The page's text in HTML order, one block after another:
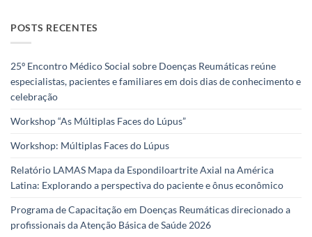
POSTS RECENTES
25º Encontro Médico Social sobre Doenças Reumáticas reúne
especialistas, pacientes e familiares em dois dias de conhecimento e
celebração
Workshop “As Múltiplas Faces do Lúpus”
Workshop: Múltiplas Faces do Lúpus
Relatório LAMAS Mapa da Espondiloartrite Axial na América
Latina: Explorando a perspectiva do paciente e ônus econômico
Programa de Capacitação em Doenças Reumáticas direcionado a
profissionais da Atenção Básica de Saúde 2026